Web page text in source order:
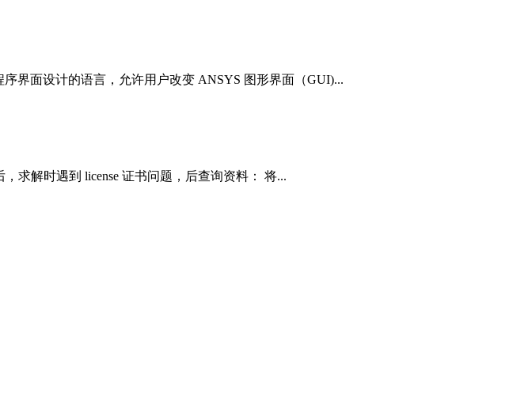
序界面设计的语言，允许用户改变 ANSYS 图形界面（GUI)...
求解时遇到 license 证书问题，后查询资料： 将...